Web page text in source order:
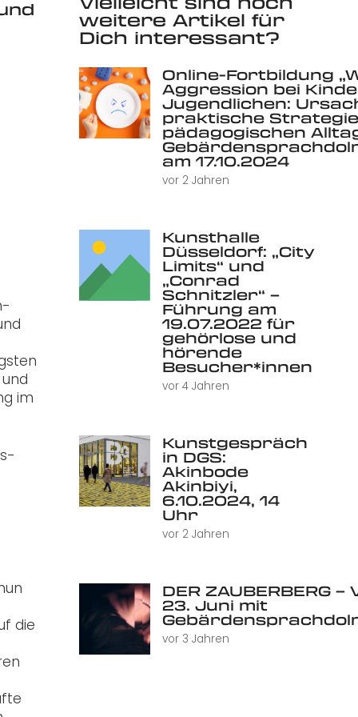
im
die
weitere Artikel für
Dich interessant?
Online-Fortbildung
Aggression bei
Jugendlichen:
praktische
pädagogischen
am 17.10.2024
vor 2 Jahren
Kunsthalle
Düsseldorf: „City
Limits“ und
„Conrad
Schnitzler“ –
Führung am
19.07.2022 für
gehörlose und
hörende
Besucher*innen
vor 4 Jahren
Kunstgespräch
in DGS:
Akinbode
Akinbiyi,
6.10.2024, 14
Uhr
vor 2 Jahren
DER ZAUBERBERG
23. Juni mit
vor 3 Jahren